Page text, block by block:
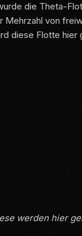
die Theta-
von
diese Flotte hier
werden hier